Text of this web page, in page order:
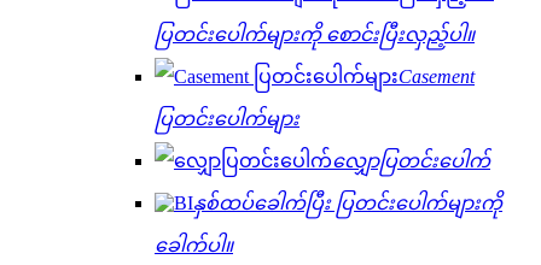
ပြတင်းပေါက်များကို စောင်းပြီးလှည့်ပါ။
Casement
ပြတင်းပေါက်များ
လျှောပြတင်းပေါက်
နှစ်ထပ်ခေါက်ပြီး ပြတင်းပေါက်များကို
ခေါက်ပါ။